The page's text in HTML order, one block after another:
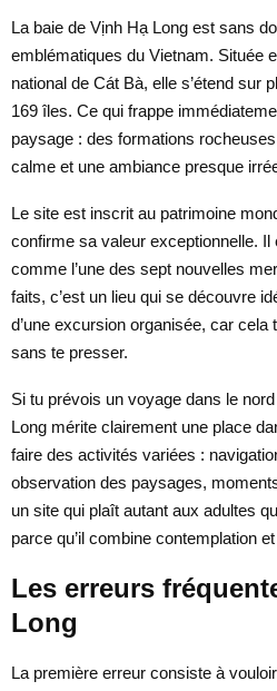
La baie de Vịnh Hạ Long est sans
emblématiques du Vietnam. Située
national de Cát Bà, elle s’étend sur
169 îles. Ce qui frappe
paysage : des formations
calme et une ambiance presque
Le site est inscrit au patrimoine
confirme sa valeur exceptionnelle.
comme l’une des sept nouvelles
faits, c’est un lieu qui se découvre
d’une excursion organisée, car
sans te presser.
Si tu prévois un voyage dans le
Long mérite clairement une place
faire des activités variées :
observation des paysages,
un site qui plaît autant aux adultes
parce qu’il combine contemplation
Les erreurs
Long
La première erreur consiste à